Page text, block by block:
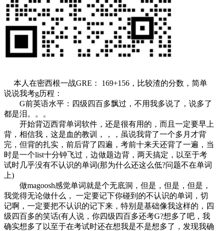
本人在密西根一战GRE： 169+156，比较渣的分数，简单
说说我考g历程：
G前英语水平：四级四百多飘过，不用我多说了，说多了
都是泪。。。
开始背迈西背单词软件，还是很有用的，而且一定要早上
背，相信我，这是血的教训，，，虽说我背了一个多月才背
完，但背的扎实，前后背了四遍，考前十来天还背了一遍，当
时是一个list十分钟飞过，边做题边背，两天搞定，以至于考
试时几乎没有不认识的单词(那为什么还这么低?问题不在单词
上)
做magoosh感觉单词就是个无底洞，但是，但是，但是，
我觉得无论做什么， 一定要记下你碰到的不认识的单词，切
记啊，一定要把不认识的记下来，特别是基础像我这样的，四
级四百多的笑话(有人说，你四级四百多还考G?想多了吧，我
确实想多了以至于在考试时还在想我是不是想多了，发现我确